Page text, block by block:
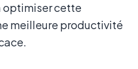
optimiser cette
meilleure productivité